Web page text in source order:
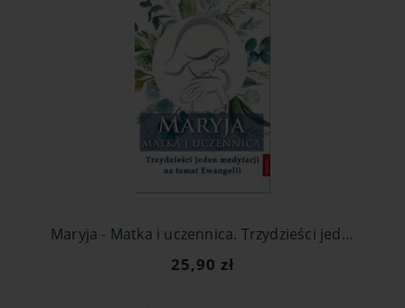
Maryja - Matka i uczennica. Trzydzieści jeden medytacji na temat Ewangelii
25,90 zł